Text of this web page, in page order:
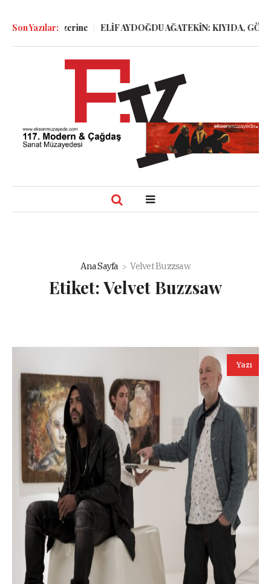
Son Yazılar:
Öğüdü Üzerine ELİF AYDOĞDU AĞATEKİN: KIYIDA,
Ana Sayfa Velvet Buzzsaw
Etiket:Velvet Buzzsaw
Yazı